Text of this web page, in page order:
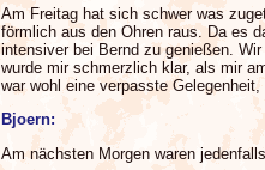
Am Freitag hat sich schwer was
förmlich aus den Ohren raus. Da es
intensiver bei Bernd zu genießen.
wurde mir schmerzlich klar, als mir
war wohl eine verpasste
Bjoern:
Am nächsten Morgen waren